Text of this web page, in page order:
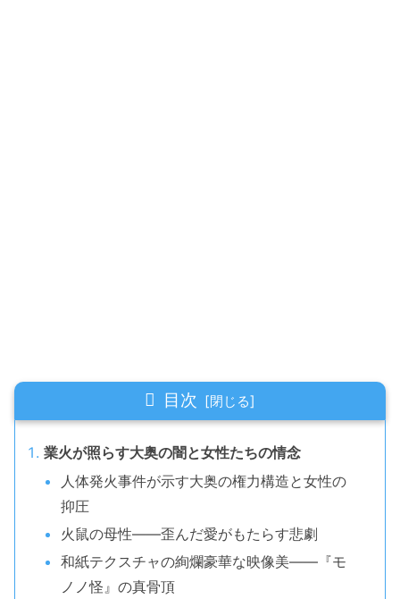
目次
業火が照らす大奥の闇と女性たちの情念
人体発火事件が示す大奥の権力構造と女性の
抑圧
火鼠の母性——歪んだ愛がもたらす悲劇
和紙テクスチャの絢爛豪華な映像美——『モ
ノノ怪』の真骨頂